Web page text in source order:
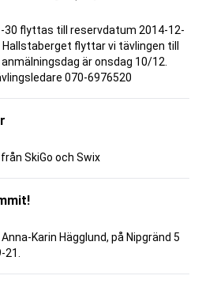
30 flyttas till reservdatum 2014-12-
flyttar vi tävlingen till
är onsdag 10/12.
070-6976520
SkiGo och Swix
Karin Hägglund, på Nipgränd 5